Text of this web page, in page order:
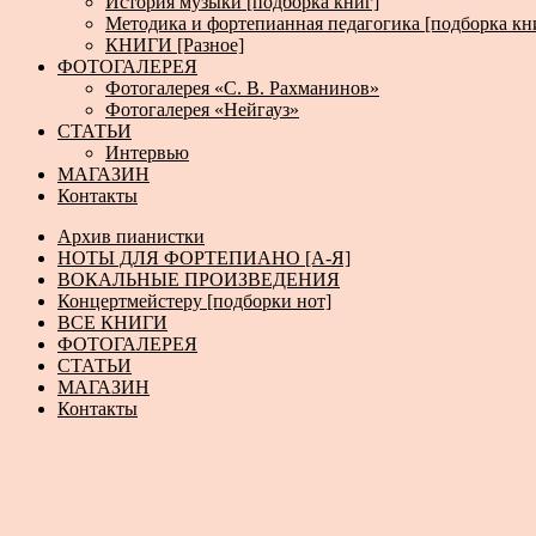
Методика и фортепианная педагогика [подборка
КНИГИ [Разное]
ФОТОГАЛЕРЕЯ
Фотогалерея «С. В. Рахманинов»
Фотогалерея «Нейгауз»
СТАТЬИ
Интервью
МАГАЗИН
Контакты
Архив пианистки
НОТЫ ДЛЯ ФОРТЕПИАНО [А-Я]
ВОКАЛЬНЫЕ ПРОИЗВЕДЕНИЯ
Концертмейстеру [подборки нот]
ВСЕ КНИГИ
ФОТОГАЛЕРЕЯ
СТАТЬИ
МАГАЗИН
Контакты